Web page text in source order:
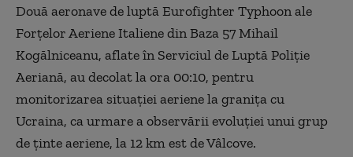
Două aeronave de luptă Eurofighter Typhoon ale
Forţelor Aeriene Italiene din Baza 57 Mihail
Kogălniceanu, aflate în Serviciul de Luptă Poliţie
Aeriană, au decolat la ora 00:10, pentru
monitorizarea situaţiei aeriene la graniţa cu
Ucraina, ca urmare a observării evoluţiei unui grup
de ţinte aeriene, la 12 km est de Vâlcove.